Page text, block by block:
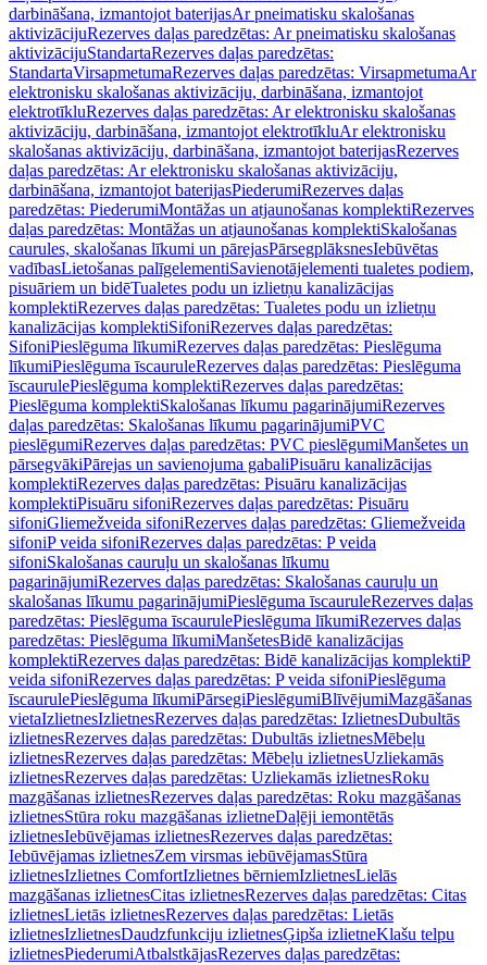
darbināšana, izmantojot baterijasAr pneimatisku skalošanas
aktivizācijuRezerves daļas paredzētas: Ar pneimatisku skalošanas
aktivizācijuStandartaRezerves daļas paredzētas:
StandartaVirsapmetumaRezerves daļas paredzētas: VirsapmetumaAr
elektronisku skalošanas aktivizāciju, darbināšana, izmantojot
elektrotīkluRezerves daļas paredzētas: Ar elektronisku skalošanas
aktivizāciju, darbināšana, izmantojot elektrotīkluAr elektronisku
skalošanas aktivizāciju, darbināšana, izmantojot baterijasRezerves
daļas paredzētas: Ar elektronisku skalošanas aktivizāciju,
darbināšana, izmantojot baterijasPiederumiRezerves daļas
paredzētas: PiederumiMontāžas un atjaunošanas komplektiRezerves
daļas paredzētas: Montāžas un atjaunošanas komplektiSkalošanas
caurules, skalošanas līkumi un pārejasPārsegplāksnesIebūvētas
vadībasLietošanas palīgelementiSavienotājelementi tualetes podiem,
pisuāriem un bidēTualetes podu un izlietņu kanalizācijas
komplektiRezerves daļas paredzētas: Tualetes podu un izlietņu
kanalizācijas komplektiSifoniRezerves daļas paredzētas:
SifoniPieslēguma līkumiRezerves daļas paredzētas: Pieslēguma
līkumiPieslēguma īscauruleRezerves daļas paredzētas: Pieslēguma
īscaurulePieslēguma komplektiRezerves daļas paredzētas:
Pieslēguma komplektiSkalošanas līkumu pagarinājumiRezerves
daļas paredzētas: Skalošanas līkumu pagarinājumiPVC
pieslēgumiRezerves daļas paredzētas: PVC pieslēgumiManšetes un
pārsegvākiPārejas un savienojuma gabaliPisuāru kanalizācijas
komplektiRezerves daļas paredzētas: Pisuāru kanalizācijas
komplektiPisuāru sifoniRezerves daļas paredzētas: Pisuāru
sifoniGliemežveida sifoniRezerves daļas paredzētas: Gliemežveida
sifoniP veida sifoniRezerves daļas paredzētas: P veida
sifoniSkalošanas cauruļu un skalošanas līkumu
pagarinājumiRezerves daļas paredzētas: Skalošanas cauruļu un
skalošanas līkumu pagarinājumiPieslēguma īscauruleRezerves daļas
paredzētas: Pieslēguma īscaurulePieslēguma līkumiRezerves daļas
paredzētas: Pieslēguma līkumiManšetesBidē kanalizācijas
komplektiRezerves daļas paredzētas: Bidē kanalizācijas komplektiP
veida sifoniRezerves daļas paredzētas: P veida sifoniPieslēguma
īscaurulePieslēguma līkumiPārsegiPieslēgumiBlīvējumiMazgāšanas
vietaIzlietnesIzlietnesRezerves daļas paredzētas: IzlietnesDubultās
izlietnesRezerves daļas paredzētas: Dubultās izlietnesMēbeļu
izlietnesRezerves daļas paredzētas: Mēbeļu izlietnesUzliekamās
izlietnesRezerves daļas paredzētas: Uzliekamās izlietnesRoku
mazgāšanas izlietnesRezerves daļas paredzētas: Roku mazgāšanas
izlietnesStūra roku mazgāšanas izlietneDaļēji iemontētās
izlietnesIebūvējamas izlietnesRezerves daļas paredzētas:
Iebūvējamas izlietnesZem virsmas iebūvējamasStūra
izlietnesIzlietnes ComfortIzlietnes bērniemIzlietnesLielās
mazgāšanas izlietnesCitas izlietnesRezerves daļas paredzētas: Citas
izlietnesLietās izlietnesRezerves daļas paredzētas: Lietās
izlietnesIzlietnesDaudzfunkciju izlietnesĢipša izlietneKlašu telpu
izlietnesPiederumiAtbalstkājasRezerves daļas paredzētas: